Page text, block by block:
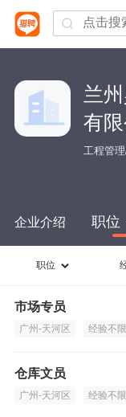
兰
有限
工程管
企业介绍 职位
职位
市场专员
广州-天河区 经验不限
仓库文员
广州-天河区 经验不限